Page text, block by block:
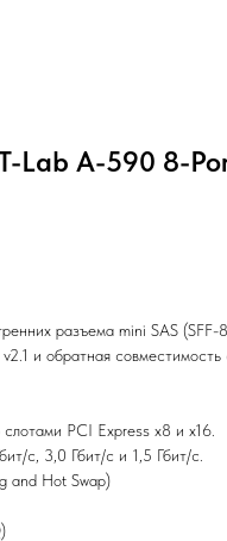
Lab A-590 8-
разъема mini SAS (SFF-
и обратная
PCI Express x8 и x16.
с, 3,0 Гбит/с и 1,5 Гбит/с.
and Hot Swap)